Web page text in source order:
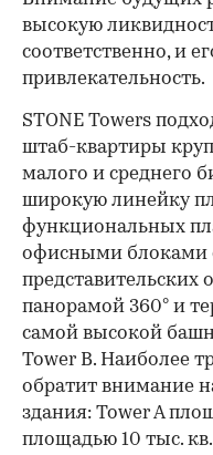
высокую
соответственно, и
привлекательность.
STONE Towers
штаб-квартиры
малого и среднего
широкую линейку
функциональных
офисными блоками
представительских
панорамой 360° и
самой высокой
Tower B. Наиболее
обратит внимание
здания: Tower A
площадью 10 тыс.